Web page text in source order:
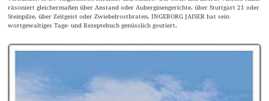
räsoniert gleichermaßen über Anstand oder Auberginengerichte, über Stuttgart 21 oder
Steinpilze, über Zeitgeist oder Zwiebelrostbraten. INGEBORG JAISER hat sein
wortgewaltiges Tage- und Rezeptebuch genüsslich goutiert.